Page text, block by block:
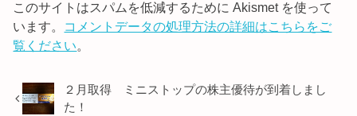
このサイトはスパムを低減するために Akismet を使って
います。 コメントデータの処理方法の詳細はこちらをご
覧ください。
２月取得 ミニストップの株主優待が到着しまし
た！